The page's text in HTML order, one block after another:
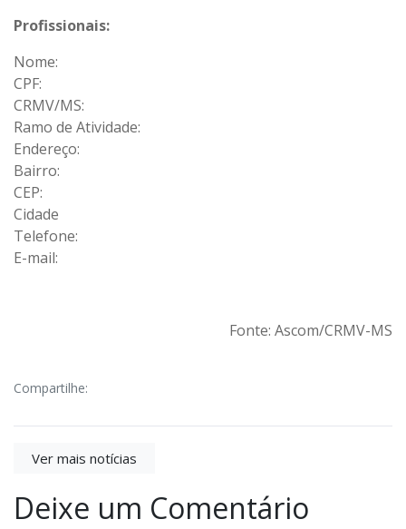
Profissionais:
Nome:
CPF:
CRMV/MS:
Ramo de Atividade:
Endereço:
Bairro:
CEP:
Cidade
Telefone:
E-mail:
Fonte: Ascom/CRMV-MS
Compartilhe:
Ver mais notícias
Deixe um Comentário